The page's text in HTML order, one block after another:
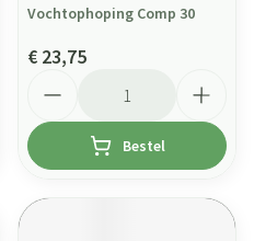
Vochtophoping Comp 30
€ 23,75
Bestel